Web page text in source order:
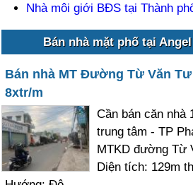
Nhà môi giới BĐS tại Thành
Bán nhà mặt phố tại
Bán nhà MT Đường Từ Văn
8xtr/m
Cần bán căn nhà
trung tâm - TP
MTKD đường Từ
Diện tích: 129m